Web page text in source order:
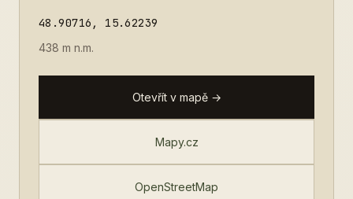
48.90716, 15.62239
438 m n.m.
Otevřít v mapě →
Mapy.cz
OpenStreetMap